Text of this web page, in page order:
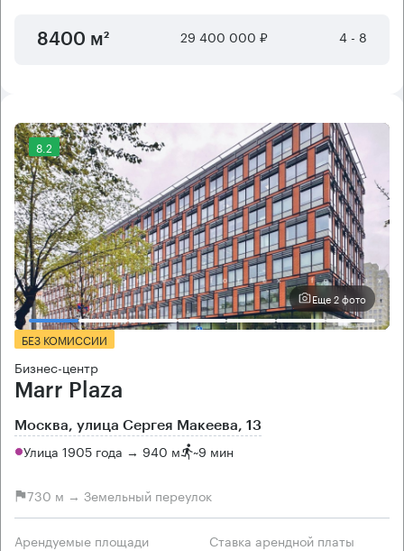
8400 м² 29 400 000 ₽ 4 - 8
8.2
Еще 2 фото
БЕЗ КОМИССИИ
Бизнес-центр
Marr Plaza
Москва, улица Сергея Макеева, 13
Улица 1905 года → 940 м ~9 мин
730 м → Земельный переулок
Арендуемые площади Ставка арендной платы